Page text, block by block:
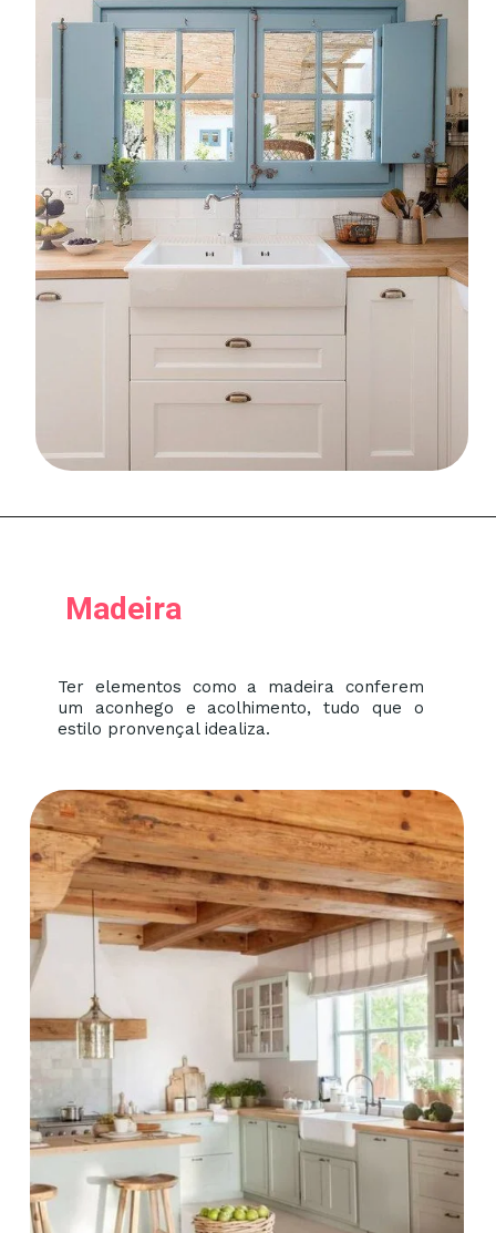
Ter elementos como a madeira conferem
um aconhego e acolhimento, tudo que o
estilo pronvençal idealiza.
Madeira